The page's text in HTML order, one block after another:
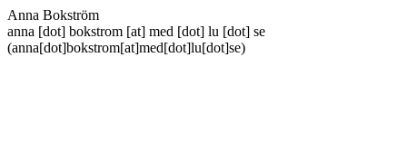
Anna Bokström
anna [dot] bokstrom [at] med [dot] lu [dot] se
(anna[dot]bokstrom[at]med[dot]lu[dot]se)